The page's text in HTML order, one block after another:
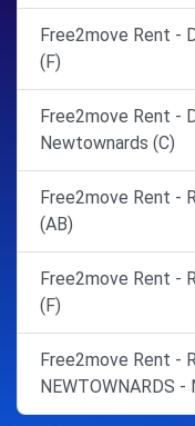
Free2move Rent -
(F)
Free2move Rent -
Newtownards (C)
Free2move Rent -
(AB)
Free2move Rent -
(F)
Free2move Rent -
NEWTOWNARDS -